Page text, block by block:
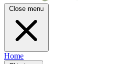
Close menu
Home